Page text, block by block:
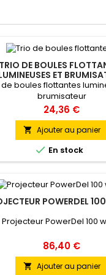
TRIO DE BOULES
ET
de boules flottantes
brumisateur
Prix
24,36 €
 Ajouter au panier
 En stock
POWERDEL
Projecteur PowerDel 100
Prix
86,40 €
 Ajouter au panier